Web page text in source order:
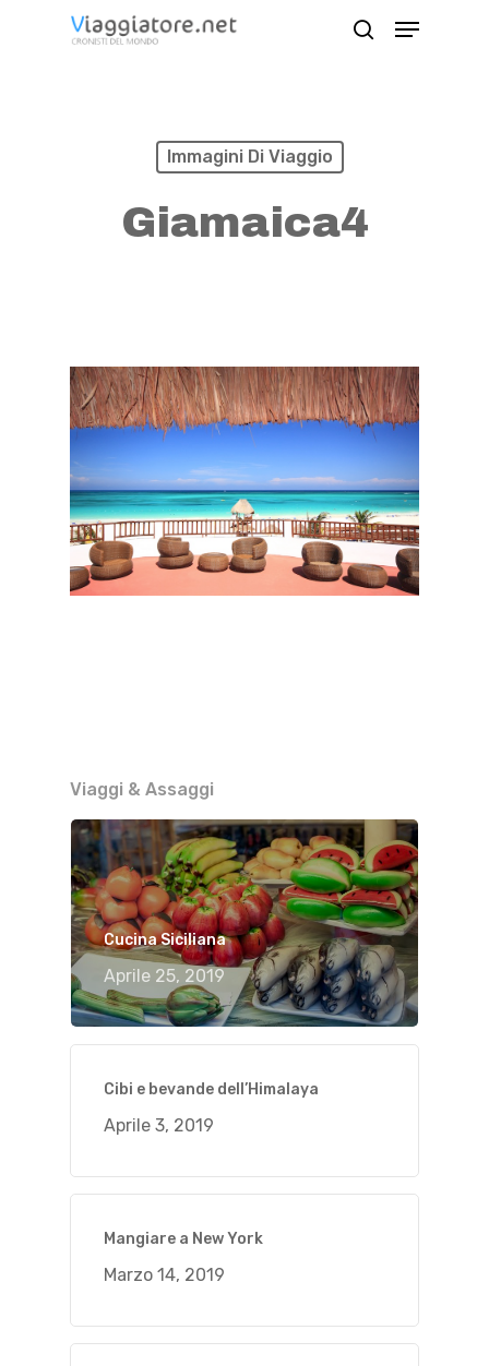
Menu
Immagini Di Viaggio
Giamaica4
Viaggi & Assaggi
Cucina Siciliana
Aprile 25, 2019
Cibi e bevande dell’Himalaya
Aprile 3, 2019
Mangiare a New York
Marzo 14, 2019